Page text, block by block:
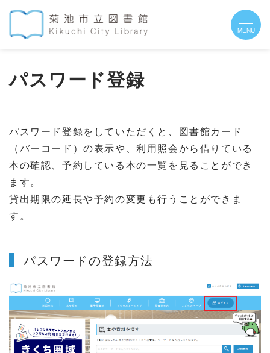
パスワード登録
パスワード登録をしていただくと、図書館カード
（バーコード）の表示や、利用照会から借りている
本の確認、予約している本の一覧を見ることができ
ます。
貸出期限の延長や予約の変更も行うことができま
す。
パスワードの登録方法